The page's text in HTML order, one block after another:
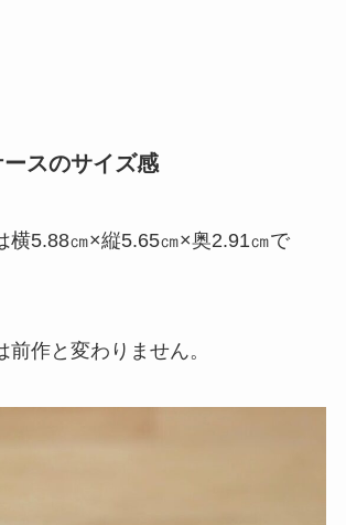
スのサイズ感
横5.88㎝×縦5.65㎝×奥2.91㎝で
前作と変わりません。